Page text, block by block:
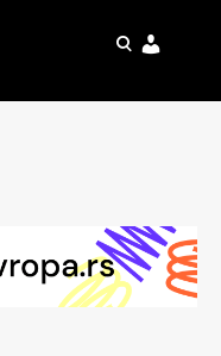
pretraga